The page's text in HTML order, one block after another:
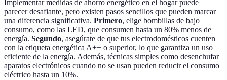
Implementar medidas de ahorro energético en el hogar puede
parecer desafiante, pero existen pasos sencillos que pueden marcar
una diferencia significativa. Primero, elige bombillas de bajo
consumo, como las LED, que consumen hasta un 80% menos de
energía. Segundo, asegúrate de que tus electrodomésticos cuenten
con la etiqueta energética A++ o superior, lo que garantiza un uso
eficiente de la energía. Además, técnicas simples como desenchufar
aparatos electrónicos cuando no se usan pueden reducir el consumo
eléctrico hasta un 10%.